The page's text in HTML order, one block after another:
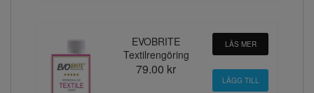
EVOBRITE
Textilrengöring
79.00 kr
LÄS MER